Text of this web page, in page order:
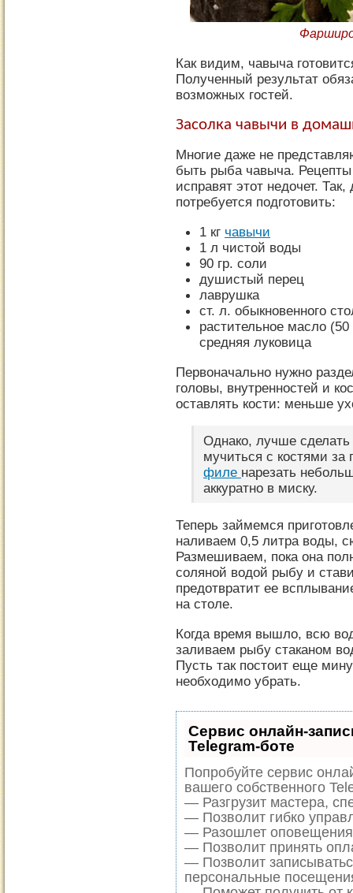
Как видим, чавыча
Полученный результат
возможных гостей.
Засолка чавычи в
Многие даже не
быть рыба чавыча.
исправят этот недочет.
потребуется подготовить:
1 кг чавычи
1 л чистой воды
90 гр. соли
душистый перец
лаврушка
ст. л. обыкновенного
растительное масло
средняя луковица
Первоначально нужно
головы, внутренностей и
оставлять кости: меньше
Однако, лучше сделать
мучиться с костями за
филе нарезать
аккуратно в миску.
Теперь займемся
наливаем 0,5 литра воды,
Размешиваем, пока она
соляной водой рыбу и
предотвратит ее
на столе.
Когда время вышло, всю
заливаем рыбу стаканом
Пусть так постоит еще
необходимо убрать.
Сервис онлайн-
Telegram-боте
Попробуйте сервис
вашего собственного
— Разгрузит мастера,
— Позволит гибко
— Разошлет оповещения
— Позволит принять
— Позволит
персональные